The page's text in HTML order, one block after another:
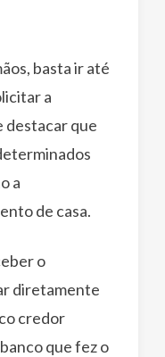
basta ir até
a
destacar que
a
de casa.
o
diretamente
credor
que fez o